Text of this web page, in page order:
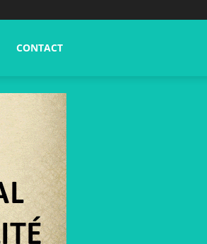
CONTACT